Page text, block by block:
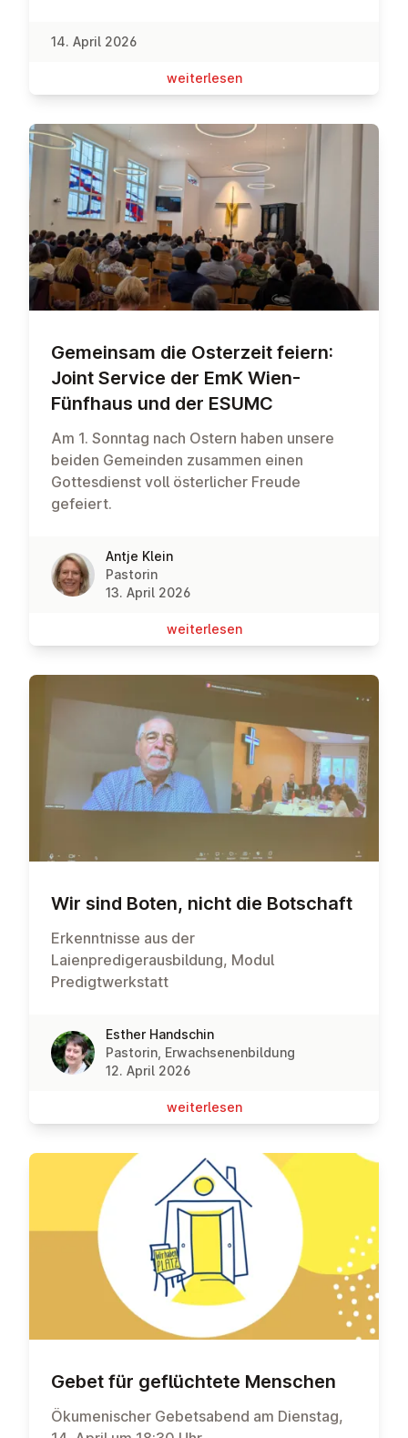
14. April 2026
wei­ter­le­sen
Gemeinsam die Osterzeit feiern:
Joint Service der EmK Wien-
Fünfhaus und der ESUMC
Am 1. Sonntag nach Ostern haben unsere
beiden Gemeinden zusammen einen
Gottesdienst voll österlicher Freude
gefeiert.
Antje Klein
Pastorin
13. April 2026
wei­ter­le­sen
Wir sind Boten, nicht die Botschaft
Erkenntnisse aus der
Laienpredigerausbildung, Modul
Predigtwerkstatt
Esther Handschin
Pastorin, Erwachsenenbildung
12. April 2026
wei­ter­le­sen
Gebet für ge­flüch­te­te Menschen
Ökumenischer Gebetsabend am Dienstag,